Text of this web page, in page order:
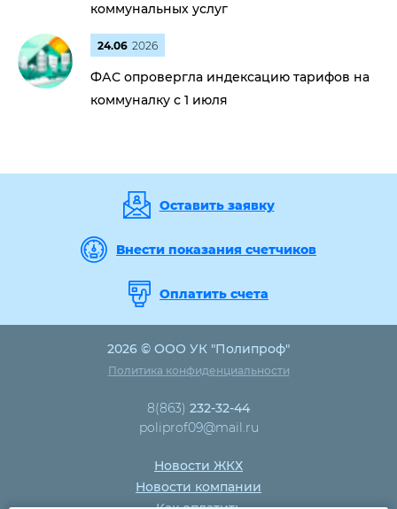
коммунальных услуг
24.06 2026
ФАС опровергла индексацию тарифов на
коммуналку с 1 июля
Оставить заявку
Внести показания счетчиков
Оплатить счета
2026 © ООО УК "Полипроф"
Политика конфиденциальности
8(863) 232-32-44
poliprof09@mail.ru
Новости ЖКХ
Новости компании